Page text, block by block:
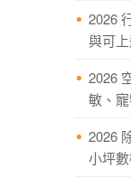
2026
與可
2026
敏、
2026
小坪